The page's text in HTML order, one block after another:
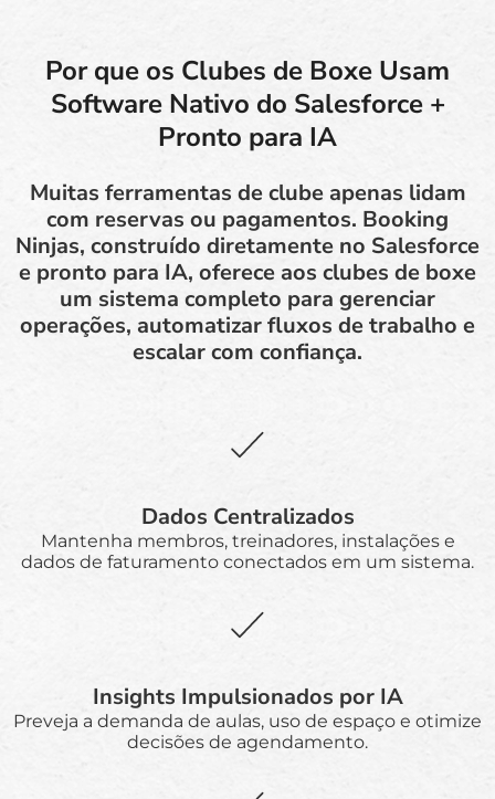
Por que os Clubes de Boxe Usam
Software Nativo do Salesforce +
Pronto para IA
Muitas ferramentas de clube apenas lidam
com reservas ou pagamentos. Booking
Ninjas, construído diretamente no Salesforce
e pronto para IA, oferece aos clubes de boxe
um sistema completo para gerenciar
operações, automatizar fluxos de trabalho e
escalar com confiança.
Dados Centralizados
Mantenha membros, treinadores, instalações e
dados de faturamento conectados em um sistema.
Insights Impulsionados por IA
Preveja a demanda de aulas, uso de espaço e otimize
decisões de agendamento.